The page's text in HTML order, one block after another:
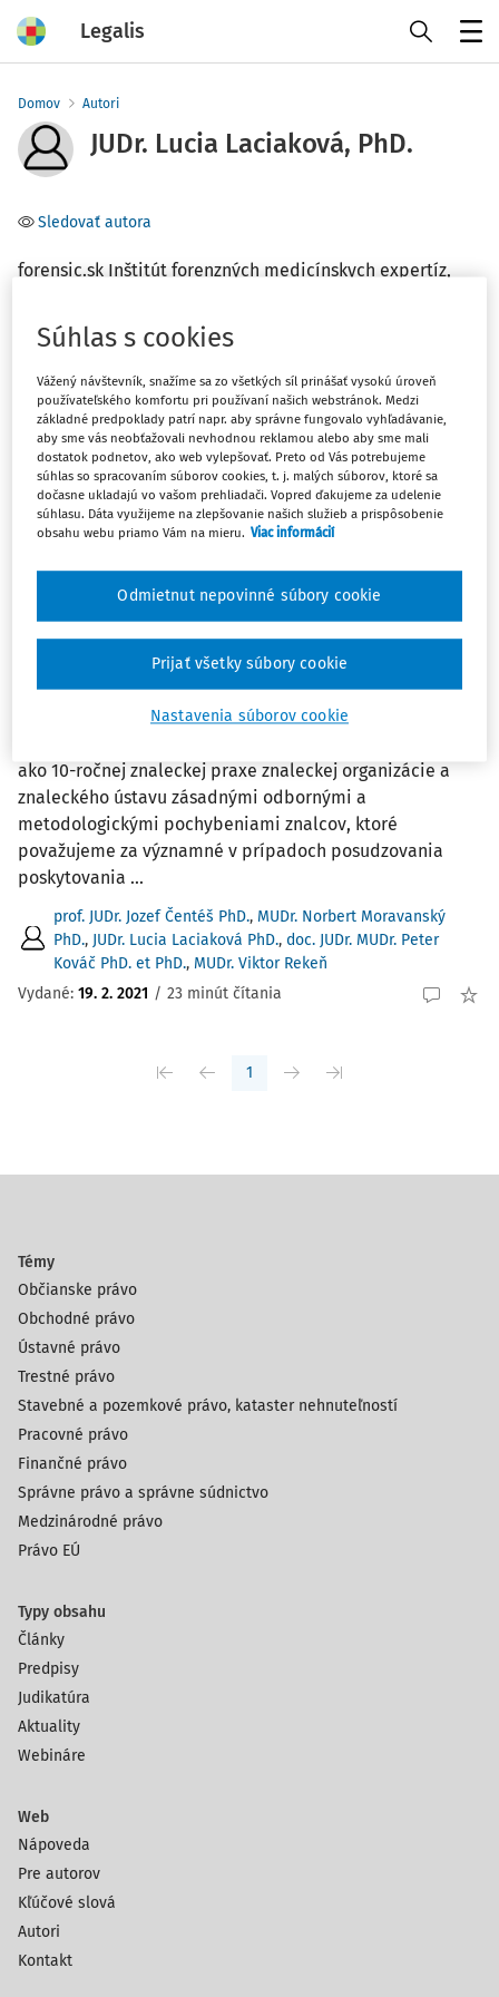
Legalis
Domov Autori
JUDr. Lucia Laciaková, PhD.
Sledovať autora
forensic.sk Inštitút forenzných medicínskych expertíz,
Téma
Trestné právo(1)
Filter
Počet vyhľadaných dokumentov:1
Najstaršie
Forenzná sila medicínskeho dôkazu a
najčastejšie pochybenia znalcov
ako 10-ročnej znaleckej praxe znaleckej organizácie a
znaleckého ústavu zásadnými odbornými a
metodologickými pochybeniami znalcov, ktoré
považujeme za významné v prípadoch posudzovania
poskytovania ...
prof. JUDr. Jozef Čentéš PhD., MUDr. Norbert Moravanský
PhD., JUDr. Lucia Laciaková PhD., doc. JUDr. MUDr. Peter
Kováč PhD. et PhD., MUDr. Viktor Rekeň
Vydané: 19. 2. 2021 / 23 minút čítania
1
Témy
Občianske právo
Obchodné právo
Ústavné právo
Trestné právo
Stavebné a pozemkové právo, kataster nehnuteľností
Pracovné právo
Finančné právo
Správne právo a správne súdnictvo
Medzinárodné právo
Právo EÚ
Typy obsahu
Články
Predpisy
Judikatúra
Aktuality
Webináre
Web
Nápoveda
Pre autorov
Kľúčové slová
Autori
Kontakt
Súhlas s cookies
Vážený návštevník, snažíme sa zo všetkých síl prinášať vysokú úroveň
používateľského komfortu pri používaní našich webstránok. Medzi
základné predpoklady patrí napr. aby správne fungovalo vyhľadávanie,
aby sme vás neobťažovali nevhodnou reklamou alebo aby sme mali
dostatok podnetov, ako web vylepšovať. Preto od Vás potrebujeme
súhlas so spracovaním súborov cookies, t. j. malých súborov, ktoré sa
dočasne ukladajú vo vašom prehliadači. Vopred ďakujeme za udelenie
súhlasu. Dáta využijeme na zlepšovanie našich služieb a prispôsobenie
obsahu webu priamo Vám na mieru. Viac informácií
Nastavenia súborov cookie
Odmietnut nepovinné súbory cookie
Prijať všetky súbory cookie